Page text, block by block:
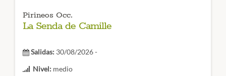
Pirineos Occ.
La Senda de Camille
Salidas: 30/08/2026 -
Nivel: medio